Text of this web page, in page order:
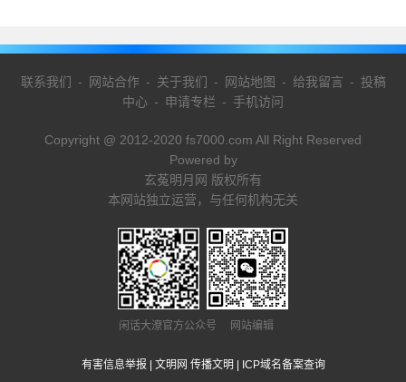
联系我们 - 网站合作- 关于我们 - 网站地图 - 给我留言 - 投稿
中心 - 申请专栏 - 手机访问
Copyright @ 2012-2020 fs7000.com All Right Reserved
Powered by
玄菟明月网 版权所有
本网站独立运营，与任何机构无关
闲话大潦官方公众号 网站编辑
有害信息举报 文明网 传播文明 ICP域名备案查询